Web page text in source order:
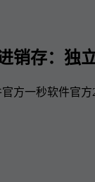
销存：独
一秒软件官方